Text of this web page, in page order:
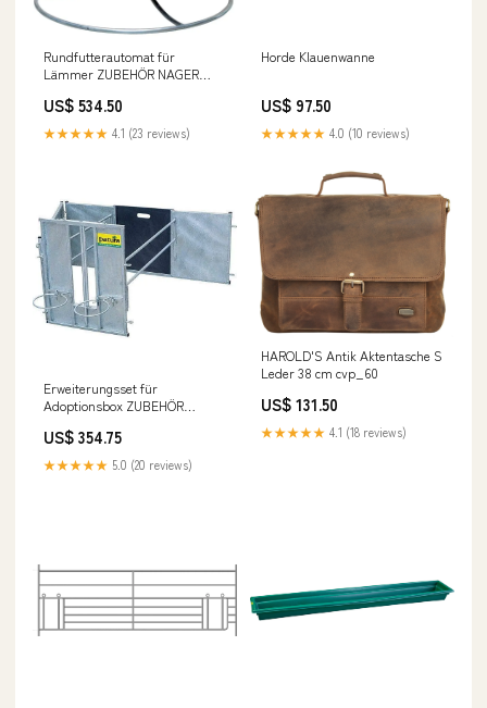
Rundfutterautomat für
Lämmer ZUBEHÖR NAGER
US$ 534.50
★★★★★ 4.1 (23 reviews)
Horde Klauenwanne
US$ 97.50
★★★★★ 4.0 (10 reviews)
Erweiterungsset für
Adoptionsbox ZUBEHÖR
US$ 354.75
★★★★★ 5.0 (20 reviews)
HAROLD'S Antik Aktentasche S
Leder 38 cm cvp_60
US$ 131.50
★★★★★ 4.1 (18 reviews)